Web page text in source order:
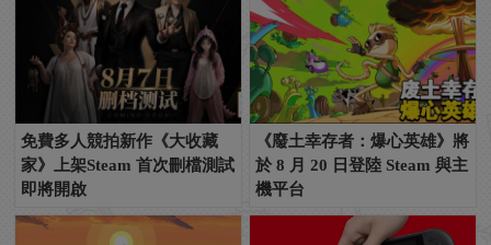
免費多人競拍新作《大收藏
家》上架Steam 首次刪檔測試
即將開啟
《廢土幸存者：爆心英雄》將
於 8 月 20 日登陸 Steam 與主
機平台